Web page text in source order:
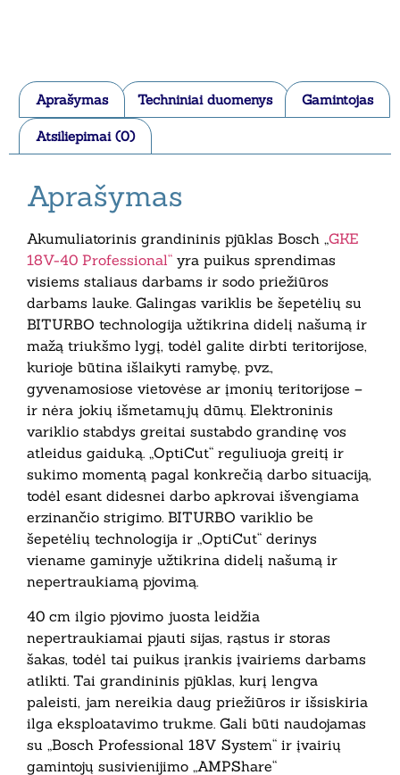
Aprašymas Techniniai duomenys Gamintojas
Atsiliepimai (0)
Aprašymas
Akumuliatorinis grandininis pjūklas Bosch „GKE
18V-40 Professional“ yra puikus sprendimas
visiems staliaus darbams ir sodo priežiūros
darbams lauke. Galingas variklis be šepetėlių su
BITURBO technologija užtikrina didelį našumą ir
mažą triukšmo lygį, todėl galite dirbti teritorijose,
kurioje būtina išlaikyti ramybę, pvz.,
gyvenamosiose vietovėse ar įmonių teritorijose –
ir nėra jokių išmetamųjų dūmų. Elektroninis
variklio stabdys greitai sustabdo grandinę vos
atleidus gaiduką. „OptiCut“ reguliuoja greitį ir
sukimo momentą pagal konkrečią darbo situaciją,
todėl esant didesnei darbo apkrovai išvengiama
erzinančio strigimo. BITURBO variklio be
šepetėlių technologija ir „OptiCut“ derinys
viename gaminyje užtikrina didelį našumą ir
nepertraukiamą pjovimą.
40 cm ilgio pjovimo juosta leidžia
nepertraukiamai pjauti sijas, rąstus ir storas
šakas, todėl tai puikus įrankis įvairiems darbams
atlikti. Tai grandininis pjūklas, kurį lengva
paleisti, jam nereikia daug priežiūros ir išsiskiria
ilga eksploatavimo trukme. Gali būti naudojamas
su „Bosch Professional 18V System“ ir įvairių
gamintojų susivienijimo „AMPShare“